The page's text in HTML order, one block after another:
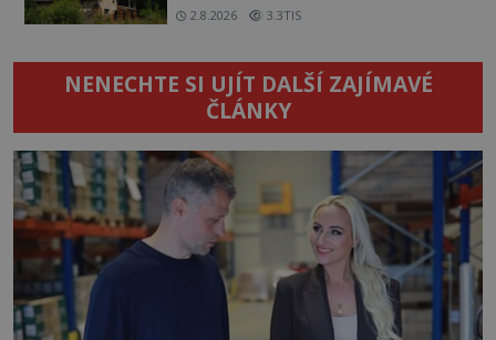
2.8.2026 3.3TIS
NENECHTE SI UJÍT DALŠÍ ZAJÍMAVÉ
ČLÁNKY